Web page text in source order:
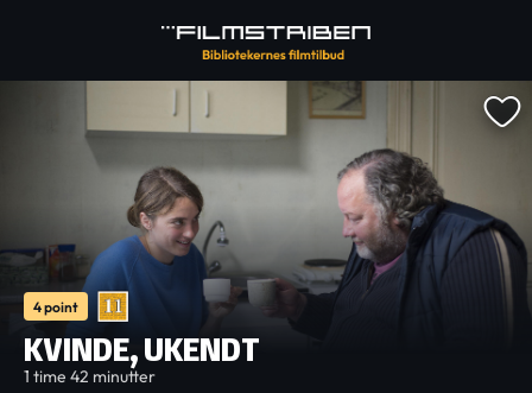
4 point
KVINDE, UKENDT
1 time 42 minutter